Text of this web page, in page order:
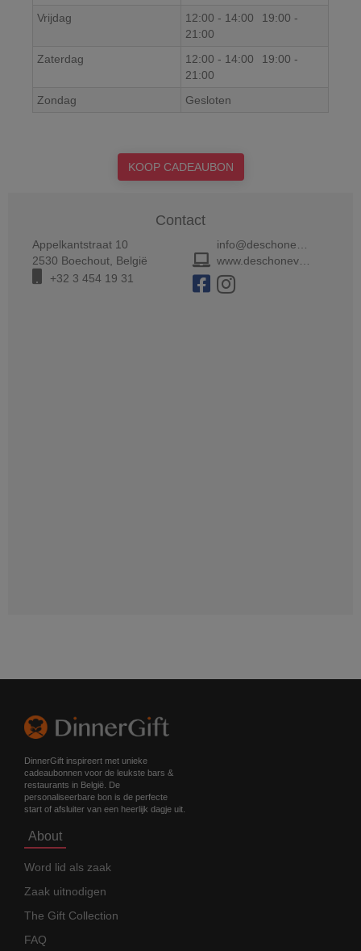
Vrijdag
12:00 - 14:00 19:00 -
21:00
Zaterdag
12:00 - 14:00 19:00 -
21:00
Zondag
Gesloten
KOOP CADEAUBON
Contact
Appelkantstraat 10
2530 Boechout België
+32 3 454 19 31
DinnerGift inspireert met unieke
cadeaubonnen voor de leukste bars &
restaurants in België. De
personaliseerbare bon is de perfecte
start of afsluiter van een heerlijk dagje uit.
About
Word lid als zaak
Zaak uitnodigen
The Gift Collection
FAQ